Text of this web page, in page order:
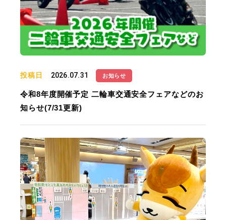
投稿日 2026.07.31 お知らせ
令和8年度開催予定 二輪車交通安全フェアなどのお
知らせ(7/31更新)